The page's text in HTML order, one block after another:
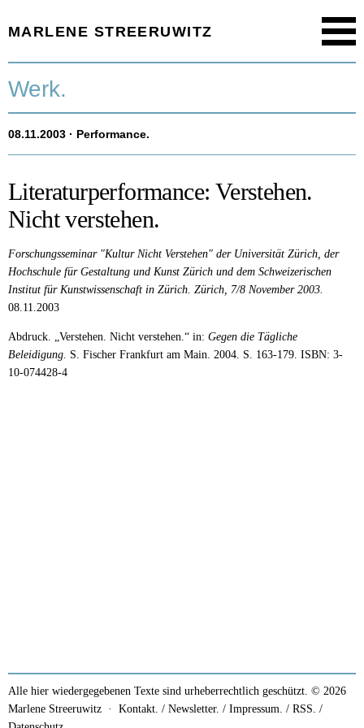
MARLENE STREERUWITZ
Timeline.
Texte.
Aktuell.
Person.
Werk.
08.11.2003 · Performance.
Literaturperformance: Verstehen.
Nicht verstehen.
Forschungsseminar "Kultur Nicht Verstehen" der Universität Zürich, der
Hochschule für Gestaltung und Kunst Zürich und dem Schweizerischen
Institut für Kunstwissenschaft in Zürich. Zürich, 7/8 November 2003.
08.11.2003
Abdruck. „Verstehen. Nicht verstehen.“ in: Gegen die Tägliche
Beleidigung. S. Fischer Frankfurt am Main. 2004. S. 163-179. ISBN: 3-
10-074428-4
Alle hier wiedergegebenen Texte sind urheberrechtlich geschützt. © 2026
Marlene Streeruwitz · Kontakt. / Newsletter. / Impressum. / RSS. /